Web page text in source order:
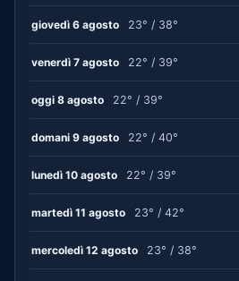
giovedì 6 agosto 23° / 38°
venerdì 7 agosto 22° / 39°
oggi 8 agosto 22° / 39°
domani 9 agosto 22° / 40°
lunedì 10 agosto 22° / 39°
martedì 11 agosto 23° / 42°
mercoledì 12 agosto 23° / 38°